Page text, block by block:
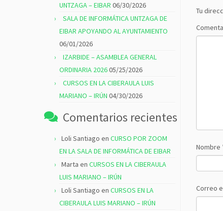
UNTZAGA – EIBAR 06/30/2026
SALA DE INFORMÁTICA UNTZAGA DE
EIBAR APOYANDO AL AYUNTAMIENTO
06/01/2026
IZARBIDE – ASAMBLEA GENERAL
ORDINARIA 202605/25/2026
CURSOS EN LA CIBERAULA LUIS
MARIANO – IRÚN 04/30/2026
Comentarios recientes
Loli Santiago en CURSO POR ZOOM
EN LA SALA DE INFORMÁTICA DE EIBAR
Marta en CURSOS EN LA CIBERAULA
LUIS MARIANO – IRÚN
Loli Santiago en CURSOS EN LA
CIBERAULA LUIS MARIANO – IRÚN
Tu
Nombre
Correo